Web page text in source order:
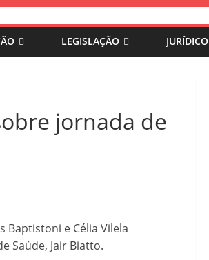
LEGISLAÇÃO JURÍDICO
jornada de
Baptistoni e Célia Vilela
Saúde, Jair Biatto.